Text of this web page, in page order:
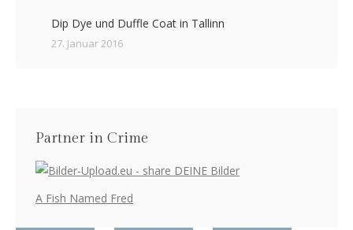
Dip Dye und Duffle Coat in Tallinn
27. Januar 2016
Partner in Crime
A Fish Named Fred